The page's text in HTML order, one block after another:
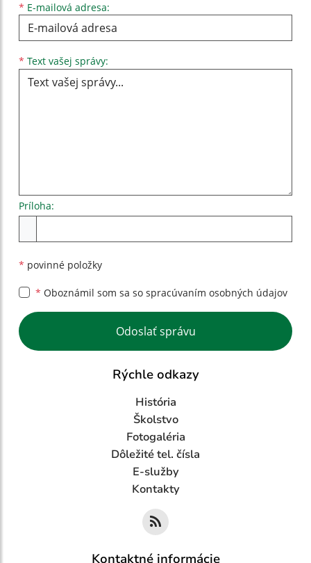
* E-mailová adresa:
* Text vašej správy:
Príloha:
* povinné položky
* Oboznámil som sa so spracúvaním osobných údajov
Google reCaptcha Response
Odoslať správu
Rýchle odkazy
História
Školstvo
Fotogaléria
Dôležité tel. čísla
E-služby
Kontakty
Kontaktné informácie